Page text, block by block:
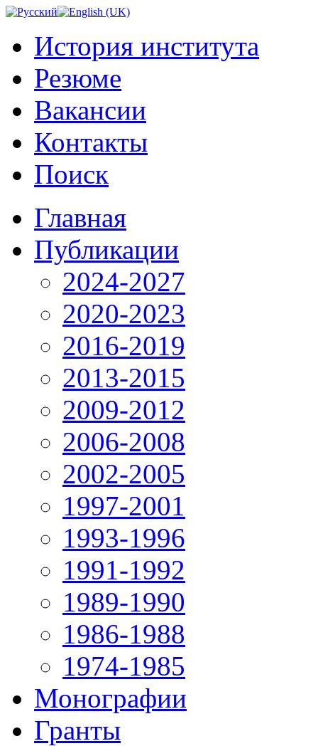
История института
Резюме
Вакансии
Контакты
Поиск
Главная
Публикации
2024-2027
2020-2023
2016-2019
2013-2015
2009-2012
2006-2008
2002-2005
1997-2001
1993-1996
1991-1992
1989-1990
1986-1988
1974-1985
Монографии
Гранты